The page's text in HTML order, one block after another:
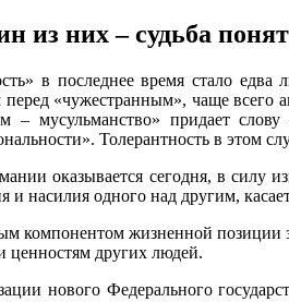
них – судьба
в последнее время стало
«чужестранным», чаще
мусульманство» придает
Толерантность в
оказывается сегодня, в силу
и насилия одного над другим,
компонентом жизненной
ценностям других людей.
нового Федерального